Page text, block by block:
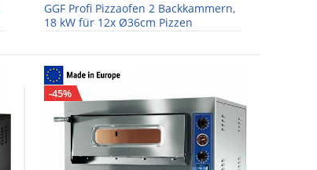
GGF Profi Pizzaofen 2 Backkammern,
18 kW für 12x Ø36cm Pizzen
-45%